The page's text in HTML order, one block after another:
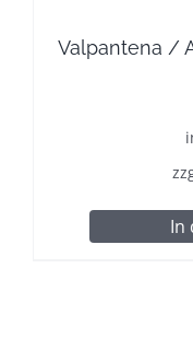
Valpantena /
In